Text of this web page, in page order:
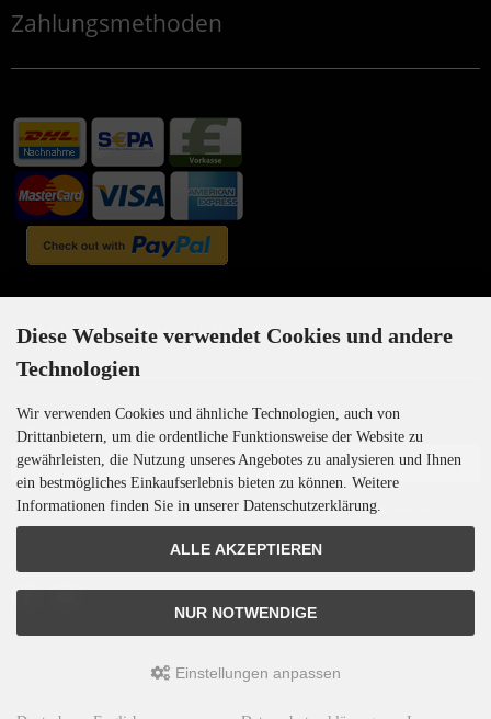
Zahlungsmethoden
Newsletter-Anmeldung
E-Mail-Adresse:
Der Newsletter kann jederzeit hier oder in Ihrem Kundenkonto abbestellt werden.
Motoren-Israel © 2026 | Template © 2009-2026 bymodified eCommerce Shopsoftware
Diese Webseite verwendet Cookies und andere
Technologien
Wir verwenden Cookies und ähnliche Technologien, auch von
Drittanbietern, um die ordentliche Funktionsweise der Website zu
gewährleisten, die Nutzung unseres Angebotes zu analysieren und Ihnen
ein bestmögliches Einkaufserlebnis bieten zu können. Weitere
Informationen finden Sie in unserer Datenschutzerklärung.
ALLE AKZEPTIEREN
NUR NOTWENDIGE
Einstellungen anpassen